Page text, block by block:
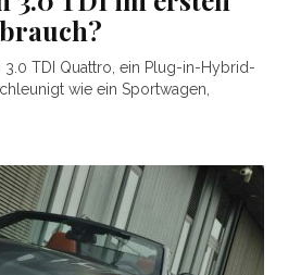
3.0 TDI Quattro, ein Plug-in-Hybrid-
wie ein Sportwagen,